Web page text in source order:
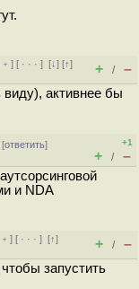
] [ · · ·][↓] [↑]
+ / –
активнее бы
[ответить]
+1
+ / –
и NDA
] [ · · ·][↑]
+ / –
запустить